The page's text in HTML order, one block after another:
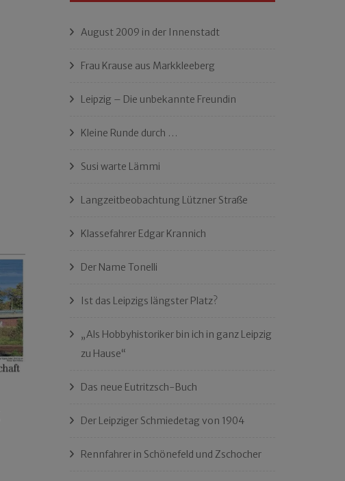
August 2009 in der Innenstadt
Frau Krause aus Markkleeberg
Leipzig – Die unbekannte Freundin
Kleine Runde durch …
Susi warte Lämmi
Langzeitbeobachtung Lützner Straße
Klassefahrer Edgar Krannich
Der Name Tonelli
Ist das Leipzigs längster Platz?
„Als Hobbyhistoriker bin ich in ganz Leipzig
zu Hause“
Das neue Eutritzsch-Buch
Der Leipziger Schmiedetag von 1904
Rennfahrer in Schönefeld und Zschocher